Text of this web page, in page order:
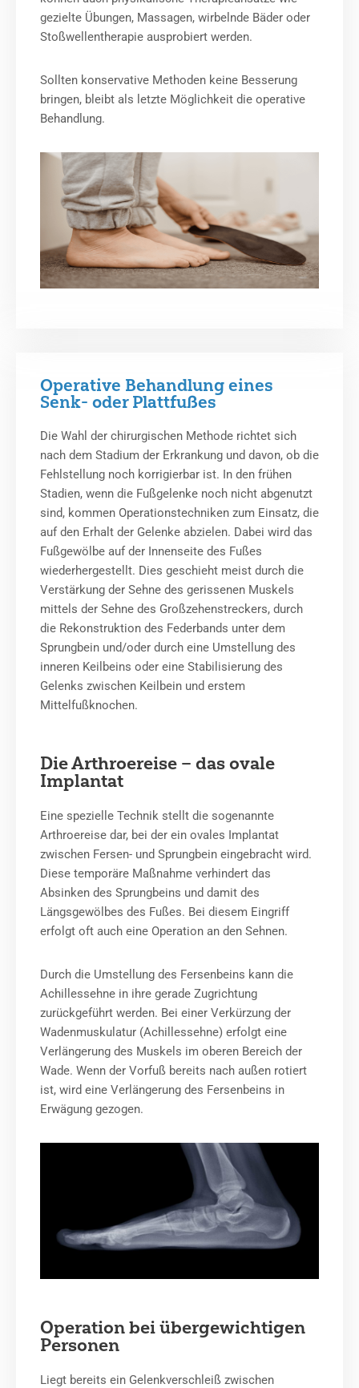
gezielte Übungen, Massagen, wirbelnde Bäder oder
Stoßwellentherapie ausprobiert werden.
Sollten konservative Methoden keine Besserung
bringen, bleibt als letzte Möglichkeit die operative
Behandlung.
Operative Behandlung eines
Senk- oder Plattfußes
Die Wahl der chirurgischen Methode richtet sich
nach dem Stadium der Erkrankung und davon, ob die
Fehlstellung noch korrigierbar ist. In den frühen
Stadien, wenn die Fußgelenke noch nicht abgenutzt
sind, kommen Operationstechniken zum Einsatz, die
auf den Erhalt der Gelenke abzielen. Dabei wird das
Fußgewölbe auf der Innenseite des Fußes
wiederhergestellt. Dies geschieht meist durch die
Verstärkung der Sehne des gerissenen Muskels
mittels der Sehne des Großzehenstreckers, durch
die Rekonstruktion des Federbands unter dem
Sprungbein und/oder durch eine Umstellung des
inneren Keilbeins oder eine Stabilisierung des
Gelenks zwischen Keilbein und erstem
Mittelfußknochen.
Die Arthroereise – das ovale
Implantat
Eine spezielle Technik stellt die sogenannte
Arthroereise dar, bei der ein ovales Implantat
zwischen Fersen- und Sprungbein eingebracht wird.
Diese temporäre Maßnahme verhindert das
Absinken des Sprungbeins und damit des
Längsgewölbes des Fußes. Bei diesem Eingriff
erfolgt oft auch eine Operation an den Sehnen.
Durch die Umstellung des Fersenbeins kann die
Achillessehne in ihre gerade Zugrichtung
zurückgeführt werden. Bei einer Verkürzung der
Wadenmuskulatur (Achillessehne) erfolgt eine
Verlängerung des Muskels im oberen Bereich der
Wade. Wenn der Vorfuß bereits nach außen rotiert
ist, wird eine Verlängerung des Fersenbeins in
Erwägung gezogen.
Operation bei übergewichtigen
Personen
Liegt bereits ein Gelenkverschleiß zwischen